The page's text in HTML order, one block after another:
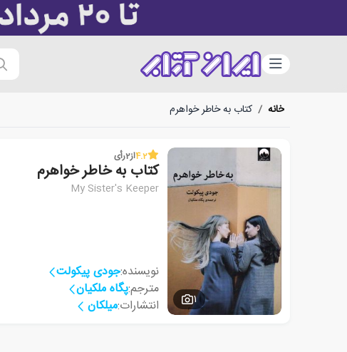
دسته‌بندی
خانه / کتاب به خاطر خواهرم
1
4.2از2رأی
کتاب به خاطر خواهرم
My Sister's Keeper
نویسنده:جودی پیکولت
مترجم:پگاه ملکیان
انتشارات:میلکان